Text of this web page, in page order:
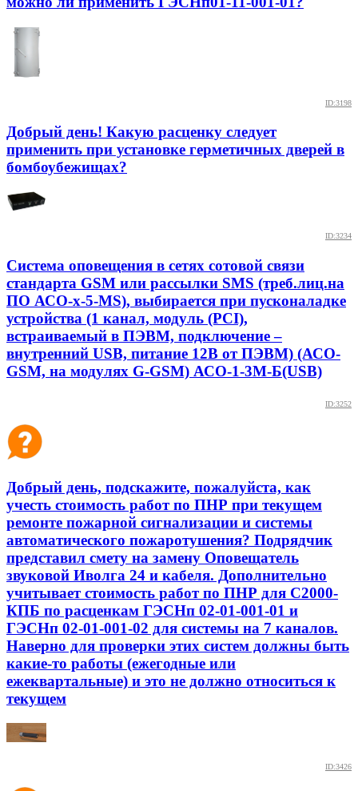
ID:3198
Добрый день! Какую расценку следует
применить при установке герметичных дверей в
бомбоубежищах?
ID:3234
Система оповещения в сетях сотовой связи
стандарта GSM или рассылки SMS (треб.лиц.на
ПО АСО-x-5-MS), выбирается при пусконаладке
устройства (1 канал, модуль (PCI),
встраиваемый в ПЭВМ, подключение –
внутренний USB, питание 12В от ПЭВМ) (АСО-
GSM, на модулях G-GSM) АСО-1-3М-Б(USB)
ID:3252
Добрый день, подскажите, пожалуйста, как
учесть стоимость работ по ПНР при текущем
ремонте пожарной сигнализации и системы
автоматического пожаротушения? Подрядчик
представил смету на замену Оповещатель
звуковой Иволга 24 и кабеля. Дополнительно
учитывает стоимость работ по ПНР для С2000-
КПБ по расценкам ГЭСНп 02-01-001-01 и
ГЭСНп 02-01-001-02 для системы на 7 каналов.
Наверно для проверки этих систем должны быть
какие-то работы (ежегодные или
ежеквартальные) и это не должно относиться к
текущем
ID:3426